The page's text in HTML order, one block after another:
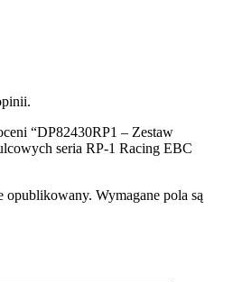
“DP82430RP1 – Zestaw
seria RP-1 Racing EBC
opublikowany. Wymagane pola są